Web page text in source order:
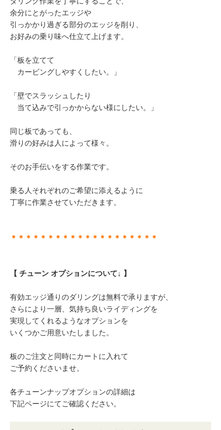
余分にとがったエッジや
引っかかり過ぎる部分のエッジを削り、
お好みの乗り味へ仕立て上げます。
「板を立てて
カービングしやすくしたい。」
「壁でスラッシュしたり
当て込みで引っかからない様にしたい。」
同じ板であっても、
滑りの好みは人によって様々。
そのお手伝いをする作業です。
乗る人それぞれのご希望に添えるように
丁寧に作業させていただきます。
＊＊＊＊＊＊＊＊＊＊＊＊＊＊＊＊＊＊＊＊
【 チューン オプションについて↓ 】
有効エッジ通りのダリングは無料で承りますが、
さらにより一層、気持ち良いライディングを
実現してくれるようなオプションを
いくつかご用意いたしました。
板のご注文と同時にカートに入れて
ご予約くださいませ。
各チューンナップオプションの詳細は
下記ページにてご確認ください。